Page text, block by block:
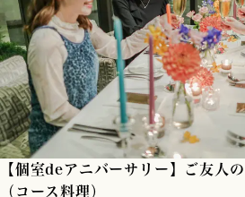
【個室deアニバーサリー】ご友人
（コース料理）